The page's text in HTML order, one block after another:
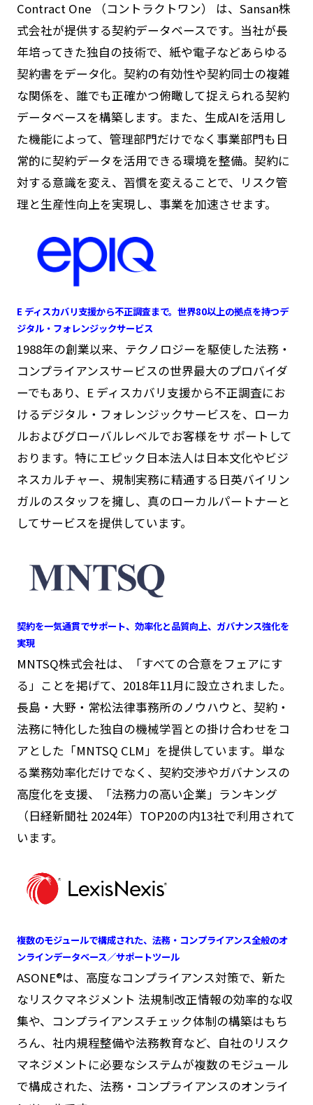
Contract One （コントラクトワン） は、Sansan株
式会社が提供する契約データベースです。当社が長
年培ってきた独自の技術で、紙や電子などあらゆる
契約書をデータ化。契約の有効性や契約同士の複雑
な関係を、誰でも正確かつ俯瞰して捉えられる契約
データベースを構築します。また、生成AIを活用し
た機能によって、管理部門だけでなく事業部門も日
常的に契約データを活用できる環境を整備。契約に
対する意識を変え、習慣を変えることで、リスク管
理と生産性向上を実現し、事業を加速させます。
E ディスカバリ支援から不正調査まで。世界80以上の拠点を持つデ
ジタル・フォレンジックサービス
1988年の創業以来、テクノロジーを駆使した法務・
コンプライアンスサービスの世界最大のプロバイダ
ーでもあり、E ディスカバリ支援から不正調査にお
けるデジタル・フォレンジックサービスを、ローカ
ルおよびグローバルレベルでお客様をサ ポートして
おります。特にエピック日本法人は日本文化やビジ
ネスカルチャー、規制実務に精通する日英バイリン
ガルのスタッフを擁し、真のローカルパートナーと
してサービスを提供しています。
契約を一気通貫でサポート、効率化と品質向上、ガバナンス強化を
実現
MNTSQ株式会社は、「すべての合意をフェアにす
る」ことを掲げて、2018年11月に設立されました。
長島・大野・常松法律事務所のノウハウと、契約・
法務に特化した独自の機械学習との掛け合わせをコ
アとした「MNTSQ CLM」を提供しています。単な
る業務効率化だけでなく、契約交渉やガバナンスの
高度化を支援、「法務力の高い企業」ランキング
（日経新聞社 2024年）TOP20の内13社で利用されて
います。
複数のモジュールで構成された、法務・コンプライアンス全般のオ
ンラインデータベース／サポートツール
ASONE®は、高度なコンプライアンス対策で、新た
なリスクマネジメント 法規制改正情報の効率的な収
集や、コンプライアンスチェック体制の構築はもち
ろん、社内規程整備や法務教育など、自社のリスク
マネジメントに必要なシステムが複数のモジュール
で構成された、法務・コンプライアンスのオンライ